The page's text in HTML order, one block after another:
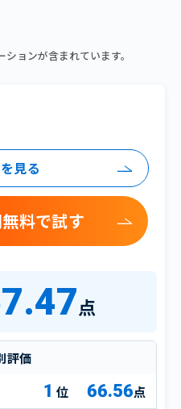
ョンが含まれています。
見る
料で試す
点
評価
1 66.56点